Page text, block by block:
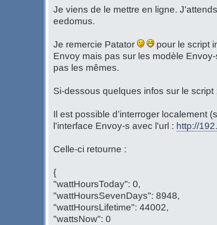
Je viens de le mettre en ligne.
eedomus.
Je remercie Patator
pour le script
Envoy mais pas sur les modèle
pas les mêmes.
Si-dessous quelques infos sur le script
Il est possible d’interroger localement
l'interface Envoy-s avec l'url : http://
Celle-ci retourne :
{
"wattHoursToday": 0,
"wattHoursSevenDays": 8948,
"wattHoursLifetime": 44002,
"wattsNow": 0